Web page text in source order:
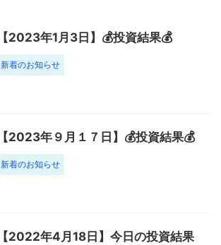
【2023年1月3日】💰投資結果💰
新着のお知らせ
【2023年９月１７日】💰投資結果💰
新着のお知らせ
【2022年4月18日】今日の投資結果